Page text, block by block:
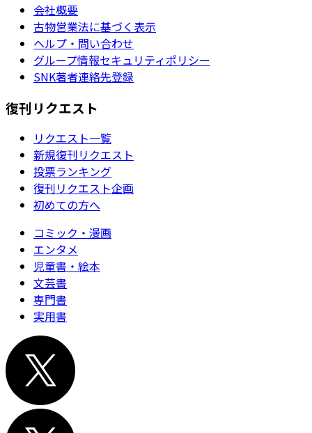
会社概要
古物営業法に基づく表示
ヘルプ・問い合わせ
グループ情報セキュリティポリシー
SNK著者連絡先登録
復刊リクエスト
リクエスト一覧
新規復刊リクエスト
投票ランキング
復刊リクエスト企画
初めての方へ
コミック・漫画
エンタメ
児童書・絵本
文芸書
専門書
実用書